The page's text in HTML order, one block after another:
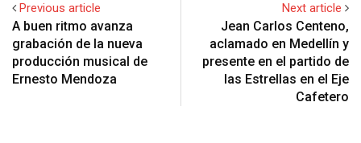
Previous article
A buen ritmo avanza
grabación de la nueva
producción musical de
Ernesto Mendoza
Next article
Jean Carlos Centeno,
aclamado en Medellín y
presente en el partido de
las Estrellas en el Eje
Cafetero